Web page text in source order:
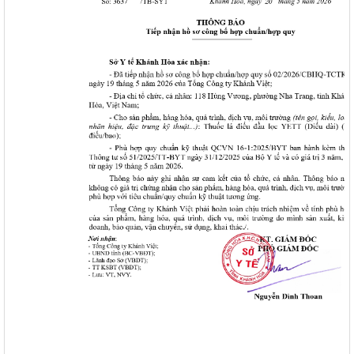
Chỉ đạo phòng, chống dịch Covid-19 tỉnh Khánh Hòa tại cuộc
họp Ban Chỉ đạo phòng, chống dịch Covid-19 ngày
Kết luận của Phó Chủ tịch UBND tỉnh Đinh Văn Thiệu kiêm
Phó Trưởng Ban chỉ đạo phòng, chống dịch Covid-19 tỉnh
Khánh Hòa tại cuộc họp Ban Chỉ đạo phòng, chống dịch
Covid-19 ngày 11/02/2022
38/TB-UBND
Kết luận của Chủ tịch UBND tỉnh Nguyễn Tấn Tuân kiêm
Trưởng Ban chỉ đạo phòng, chống dịch Covid-19 tỉnh Khánh
Hòa tại cuộc họp Ban chỉ đạo phòng, chống dịch Covid-19
ngày 25/01/2022
Quyết định Về việc ban hành tài liệu chuyên môn “Hướng dẫn